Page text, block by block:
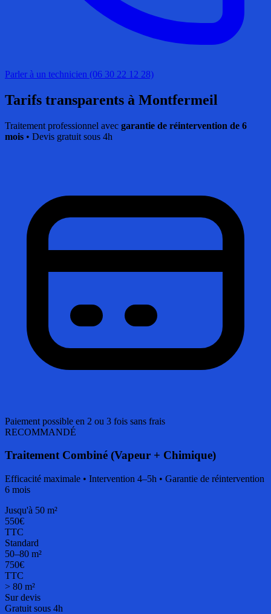
Parler à un technicien (06 30 22 12 28)
Tarifs transparents à Montfermeil
Traitement professionnel avec garantie de réintervention de 6
mois • Devis gratuit sous 4h
Paiement possible en 2 ou 3 fois sans frais
RECOMMANDÉ
Traitement Combiné (Vapeur + Chimique)
Efficacité maximale • Intervention 4–5h • Garantie de réintervention
6 mois
Jusqu'à 50 m²
550€
TTC
Standard
50–80 m²
750€
TTC
> 80 m²
Sur devis
Gratuit sous 4h